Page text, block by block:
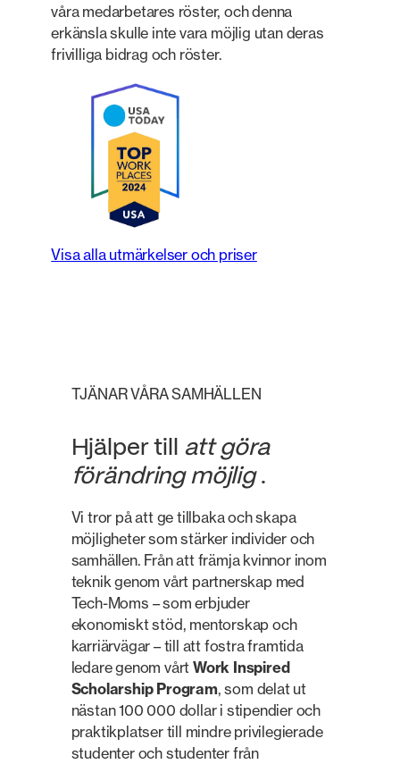
våra medarbetares röster, och denna
erkänsla skulle inte vara möjlig utan deras
frivilliga bidrag och röster.
Visa alla utmärkelser och priser
TJÄNAR VÅRA SAMHÄLLEN
Hjälper till att göra
förändring möjlig .
Vi tror på att ge tillbaka och skapa
möjligheter som stärker individer och
samhällen. Från att främja kvinnor inom
teknik genom vårt partnerskap med
Tech-Moms – som erbjuder
ekonomiskt stöd, mentorskap och
karriärvägar – till att fostra framtida
ledare genom vårtWork Inspired
Scholarship Program, som delat ut
nästan 100 000 dollar i stipendier och
praktikplatser till mindre privilegierade
studenter och studenter från